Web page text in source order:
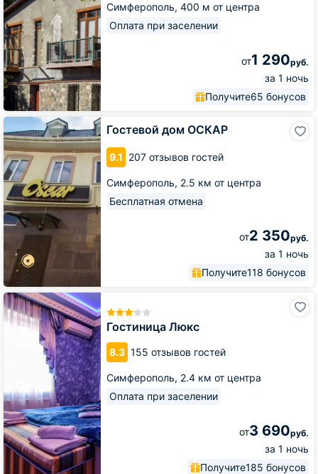
Симферополь, 400 м от центра
Оплата при заселении
от1 290руб.
за 1 ночь
Получите65 бонусов
Гостевой дом ОСКАР
9.1 207 отзывов гостей
Симферополь, 2.5 км от центра
Бесплатная отмена
от2 350руб.
за 1 ночь
Получите118 бонусов
Гостевой
дом
ОСКАР
Гостиница Люкс
8.3 155 отзывов гостей
Симферополь, 2.4 км от центра
Оплата при заселении
от3 690руб.
за 1 ночь
Получите185 бонусов
Гостиница
Люкс